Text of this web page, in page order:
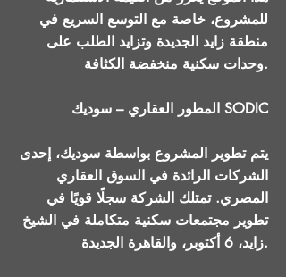
للمشروع، خاصة مع التوسع السريع في
منطقة زايد الجديدة وتزايد الطلب على
وحدات سكنية منخفضة الكثافة.
المطور العقاري – سوديك SODIC
يتم تطوير المشروع بواسطة سوديك، إحدى
الشركات الرائدة في السوق العقاري
المصري. تمتلك الشركة سجلًا قويًا في
تطوير مجتمعات سكنية متكاملة في الشيخ
زايد، 6 أكتوبر، والقاهرة الجديدة.